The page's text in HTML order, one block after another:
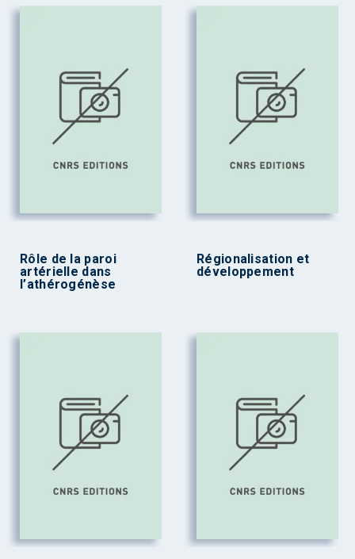
Rôle de la paroi
artérielle dans
l’athérogénèse
Régionalisation et
développement